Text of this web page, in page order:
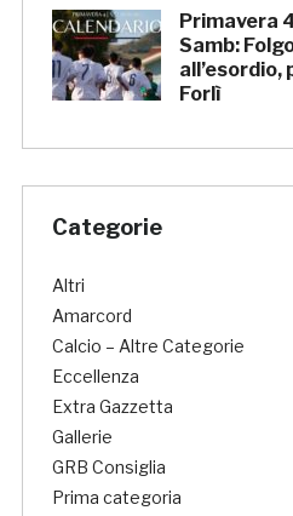
Primavera
Samb:
Forlì
Categorie
Altri
Amarcord
Calcio – Altre Categorie
Eccellenza
Extra Gazzetta
Gallerie
GRB Consiglia
Prima categoria